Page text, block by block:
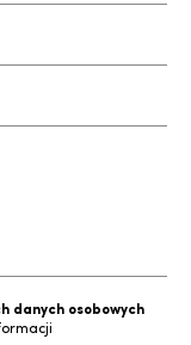
danych osobowych